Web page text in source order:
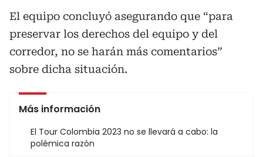
El equipo concluyó asegurando que “para
preservar los derechos del equipo y del
corredor, no se harán más comentarios”
sobre dicha situación.
Más información
El Tour Colombia 2023 no se llevará a cabo: la
polémica razón